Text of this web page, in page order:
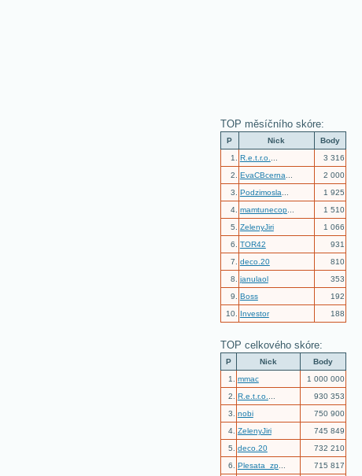
TOP měsíčního skóre:
P Nick
Body
1.
R.e.t.r.o.
3 316
2.
EvaCBcerna
2 000
3.
Podzimosla
1 925
4. mamtunecop...
1 510
5.
ZelenyJiri
1 066
6.
TOR42
931
7.
deco.20
810
8.
janulaol
353
9.
Boss
192
10.
Investor 188
TOP celkového skóre:
P Nick
Body
1.
mmac
1 000 000
2.
R.e.t.r.o.
930 353
3.
nobi
750 900
4. ZelenyJiri
745 849
5.
deco.20
732 210
6.
Plesata_zp...
715 817